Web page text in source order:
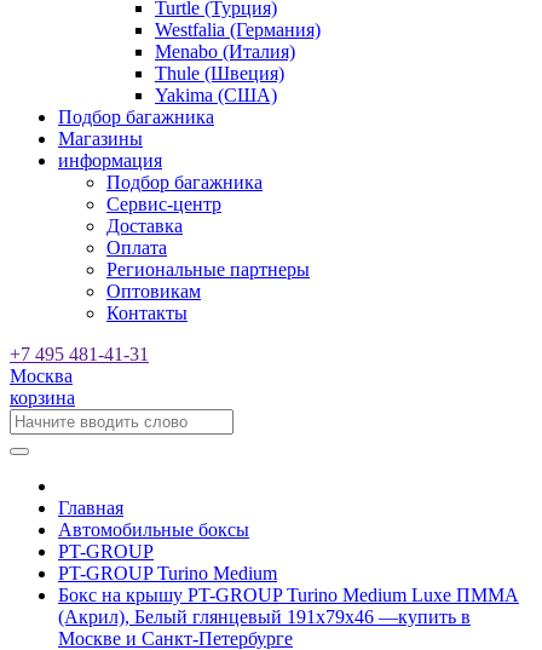
Turtle (Турция)
Westfalia (Германия)
Menabo (Италия)
Thule (Швеция)
Yakima (США)
Подбор багажника
Магазины
информация
Подбор багажника
Сервис-центр
Доставка
Оплата
Региональные партнеры
Оптовикам
Контакты
+7 495 481-41-31
Москва
корзина
Главная
Автомобильные боксы
PT-GROUP
PT-GROUP Turino Medium
Бокс на крышу PT-GROUP Turino Medium Luxe ПММА
(Акрил), Белый глянцевый 191x79x46 —купить в
Москве и Санкт-Петербурге